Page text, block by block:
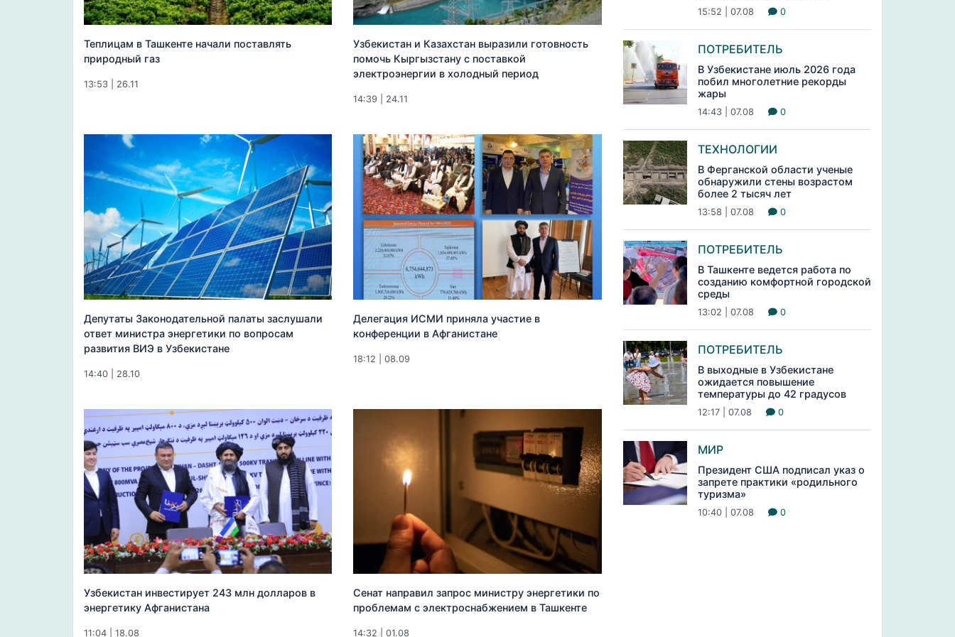
Теплицам в Ташкенте начали поставлять
природный газ
13:53 | 26.11
Узбекистан и Казахстан выразили готовность
помочь Кыргызстану с поставкой
электроэнергии в холодный период
14:39 | 24.11
Депутаты Законодательной палаты заслушали
ответ министра энергетики по вопросам
развития ВИЭ в Узбекистане
14:40 | 28.10
Делегация ИСМИ приняла участие в
конференции в Афганистане
18:12 | 08.09
Узбекистан инвестирует 243 млн долларов в
энергетику Афганистана
11:04 | 18.08
Сенат направил запрос министру энергетики по
проблемам с электроснабжением в Ташкенте
14:32 | 01.08
15:52 | 07.08 0
ПОТРЕБИТЕЛЬ
В Узбекистане июль 2026 года
побил многолетние рекорды
жары
14:43 | 07.08 0
ТЕХНОЛОГИИ
В Ферганской области ученые
обнаружили стены возрастом
более 2 тысяч лет
13:58 | 07.08 0
ПОТРЕБИТЕЛЬ
В Ташкенте ведется работа по
созданию комфортной городской
среды
13:02 | 07.08 0
ПОТРЕБИТЕЛЬ
В выходные в Узбекистане
ожидается повышение
температуры до 42 градусов
12:17 | 07.08 0
МИР
Президент США подписал указ о
запрете практики «родильного
туризма»
10:40 | 07.08 0